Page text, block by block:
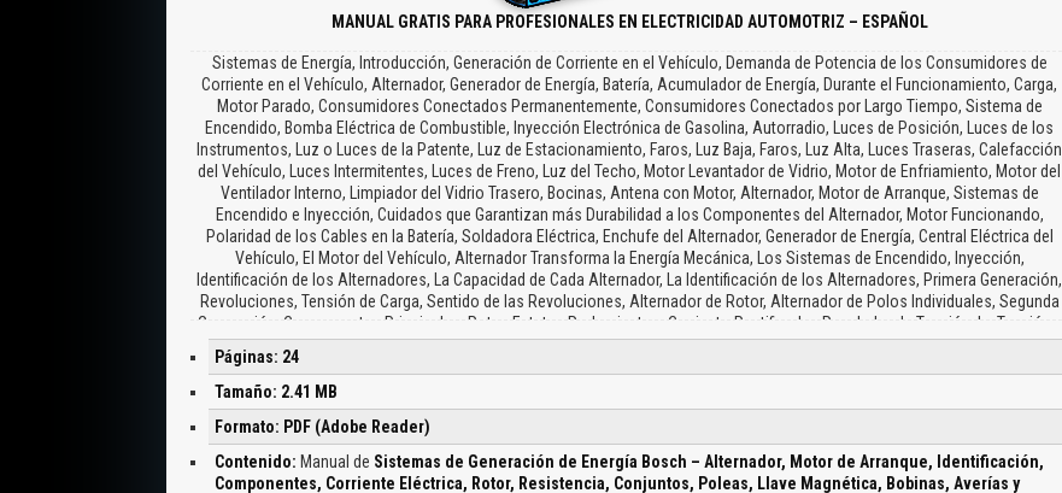
MANUAL GRATIS PARA PROFESIONALES EN ELECTRICIDAD AUTOMOTRIZ – ESPAÑOL
Sistemas de Energía, Introducción, Generación de Corriente en el Vehículo, Demanda de Potencia de los Consumidores de
Corriente en el Vehículo, Alternador, Generador de Energía, Batería, Acumulador de Energía, Durante el Funcionamiento, Carga,
Motor Parado, Consumidores Conectados Permanentemente, Consumidores Conectados por Largo Tiempo, Sistema de
Encendido, Bomba Eléctrica de Combustible, Inyección Electrónica de Gasolina, Autorradio, Luces de Posición, Luces de los
Instrumentos, Luz o Luces de la Patente, Luz de Estacionamiento, Faros, Luz Baja, Faros, Luz Alta, Luces Traseras, Calefacción
del Vehículo, Luces Intermitentes, Luces de Freno, Luz del Techo, Motor Levantador de Vidrio, Motor de Enfriamiento, Motor del
Ventilador Interno, Limpiador del Vidrio Trasero, Bocinas, Antena con Motor, Alternador, Motor de Arranque, Sistemas de
Encendido e Inyección, Cuidados que Garantizan más Durabilidad a los Componentes del Alternador, Motor Funcionando,
Polaridad de los Cables en la Batería, Soldadora Eléctrica, Enchufe del Alternador, Generador de Energía, Central Eléctrica del
Vehículo, El Motor del Vehículo, Alternador Transforma la Energía Mecánica, Los Sistemas de Encendido, Inyección,
Identificación de los Alternadores, La Capacidad de Cada Alternador, La Identificación de los Alternadores, Primera Generación,
Revoluciones, Tensión de Carga, Sentido de las Revoluciones, Alternador de Rotor, Alternador de Polos Individuales, Segunda
Generación, Componentes Principales, Rotor, Estator, Rodamientos, Conjunto Rectificador, Regulador de Tensión, La Tensión y
la Corriente, Tapa Lado Accionamiento, Polea, Rotor, Rodamiento, Estator, Placa de Diodos, Caperuza Protectora, Rotor, Garra
Polar, Características, Balanceo del Rotor, Enrollado Mecánicamente, Ventajas, Carga Constante, Evita Trepidaciones, Cantidad
Exacta, Mayor Vida Útil de la Batería, Carga Constante para la Batería, Rotores Reformados o Reacondicionados Desbalanceo,
Medida de los Alambres, Aislamiento Defectuoso, Valores de Resistencia de los Rotores, Valores de Resistencia de los
Rotores, Estator, Cable Especial, Bobinado Trifásico, Espacio para Ventilación en el Estator, Larga Vida del Estator, Estatores
Reformados o Reacondicionados, Valores de Resistencia de los Estatores, Estatores, Rodamientos Bosch, Doble Aislamiento,
Conjunto Rectificador, Conjunto Rectificador Bosch, Carcasa de Resina Especial, Soldadura Líquida en Todos los Diodos,
Páginas: 24
Tamaño: 2.41 MB
Formato: PDF (Adobe Reader)
Contenido: Manual de Sistemas de Generación de Energía Bosch – Alternador, Motor de Arranque, Identificación,
Componentes, Corriente Eléctrica, Rotor, Resistencia, Conjuntos, Poleas, Llave Magnética, Bobinas, Averías y